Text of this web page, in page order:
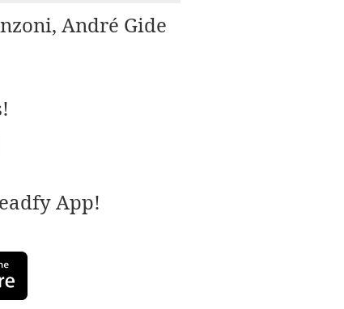
André Gide
App!